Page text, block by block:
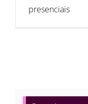
presenciais